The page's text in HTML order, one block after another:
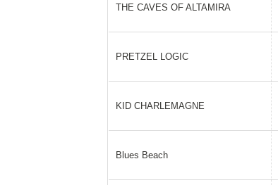
THE CAVES OF ALTAMIRA
PRETZEL LOGIC
KID CHARLEMAGNE
Blues Beach